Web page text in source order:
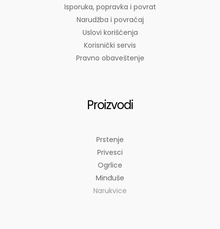
Isporuka, popravka i povrat
Narudžba i povraćaj
Uslovi korišćenja
Korisnički servis
Pravno obaveštenje
Proizvodi
Prstenje
Privesci
Ogrlice
Minđuše
Narukvice